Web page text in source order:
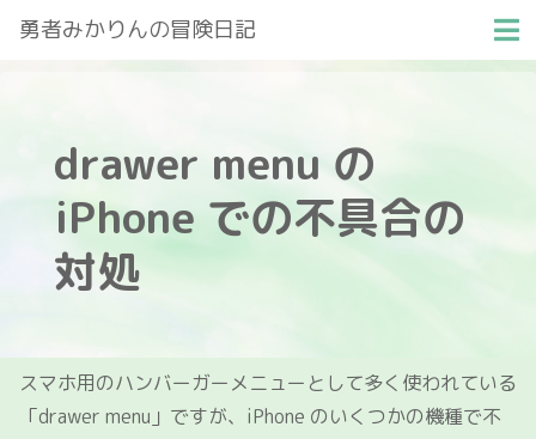
勇者みかりんの冒険日記
drawer menu の
iPhone での不具合の
対処
スマホ用のハンバーガーメニューとして多く使われている
「drawer menu」ですが、iPhone のいくつかの機種で不